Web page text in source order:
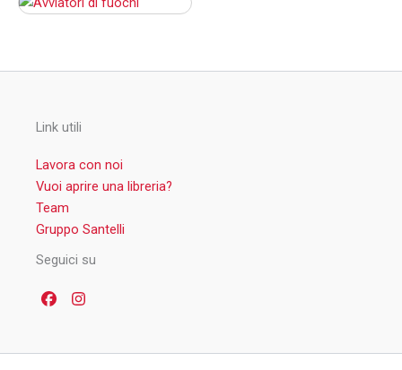
Link utili
Lavora con noi
Vuoi aprire una libreria?
Team
Gruppo Santelli
Seguici su